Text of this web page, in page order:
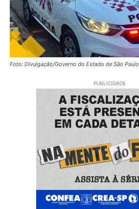
Foto: Divulgação/Governo do Estado de São Paulo
PUBLICIDADE